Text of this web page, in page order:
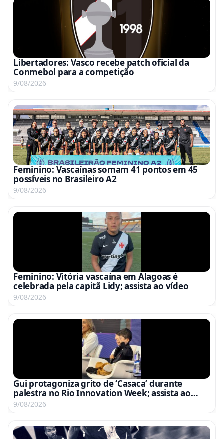
Libertadores: Vasco recebe patch oficial da
Conmebol para a competição
9/08/2026
Feminino: Vascaínas somam 41 pontos em 45
possíveis no Brasileiro A2
9/08/2026
Feminino: Vitória vascaína em Alagoas é
celebrada pela capitã Lidy; assista ao vídeo
9/08/2026
Gui protagoniza grito de ‘Casaca’ durante
palestra no Rio Innovation Week; assista ao
vídeo
9/08/2026